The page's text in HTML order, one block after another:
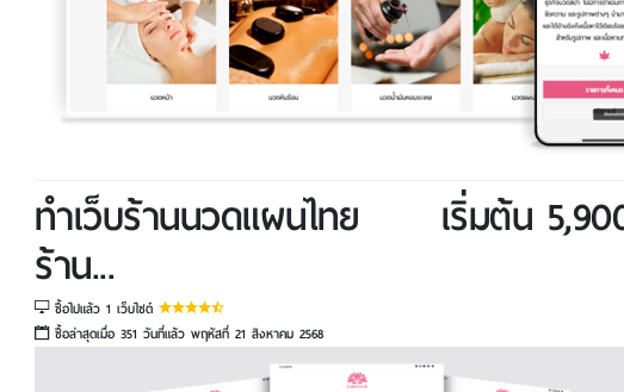
ทำเว็บร้านนวดแผนไทย
ร้าน...
เริ่มต้น
ซื้อไปแล้ว 1 เว็บไซต์
ซื้อล่าสุดเมื่อ 351 วันที่แล้ว พฤหัสที่ 21 สิงหาคม 2568